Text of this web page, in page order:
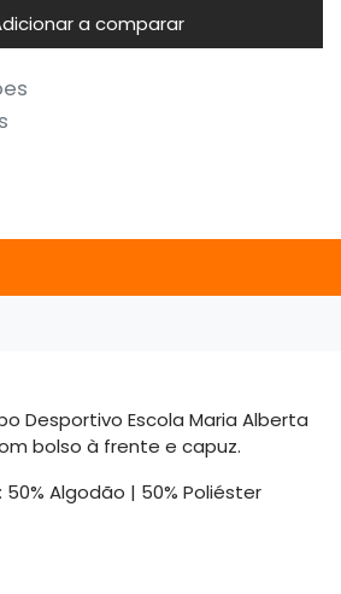
a comparar
Desportivo Escola Maria Alberta
bolso à frente e capuz.
Algodão | 50% Poliéster